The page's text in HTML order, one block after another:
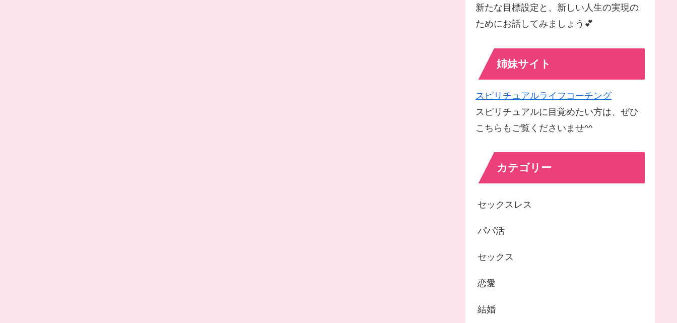
新たな目標設定と、新しい人生の実現の
ためにお話してみましょう💕
姉妹サイト
スピリチュアルライフコーチング
スピリチュアルに目覚めたい方は、ぜひ
こちらもご覧くださいませ^^
カテゴリー
セックスレス
パパ活
セックス
恋愛
結婚